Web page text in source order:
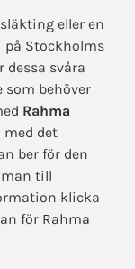
eller en
på Stockholms
dessa svåra
som behöver
Rahma
det
ber för den
man till
klicka
för Rahma